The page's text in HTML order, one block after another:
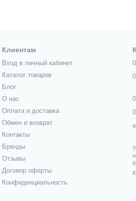
Клиентам
Вход в личный кабинет
Каталог товаров
Блог
О нас
Оплата и доставка
Обмен и возврат
Контакты
Бренды
Отзывы
Договор оферты
Конфиденциальность